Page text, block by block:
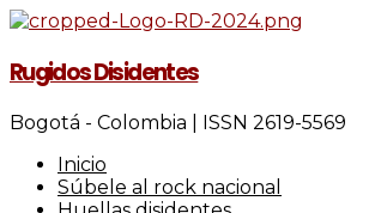
Rugidos Disidentes
Bogotá - Colombia | ISSN 2619-5569
Inicio
Súbele al rock nacional